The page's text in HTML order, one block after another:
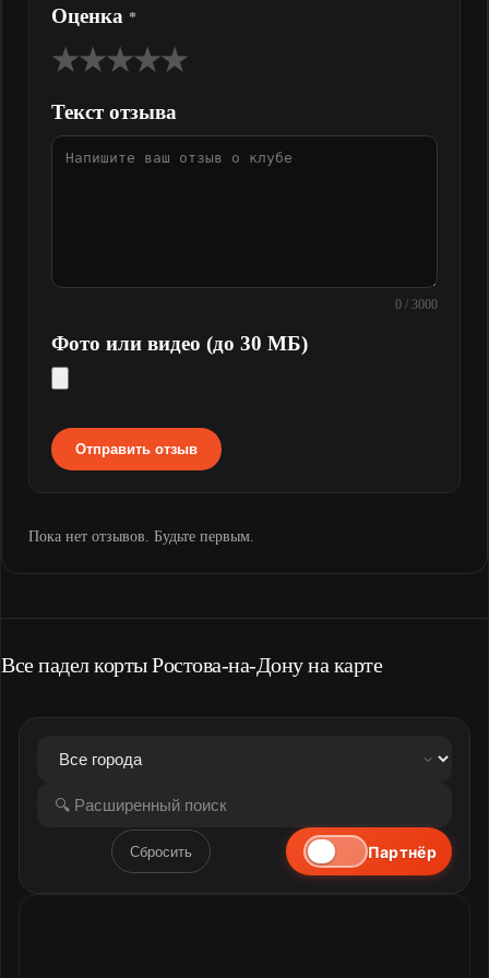
Оценка *
★
★
★
★
★
Текст отзыва
0 / 3000
Фото или видео (до 30 МБ)
Отправить отзыв
Пока нет отзывов. Будьте первым.
Все падел корты Ростова-на-Дону на карте
Сбросить Партнёр